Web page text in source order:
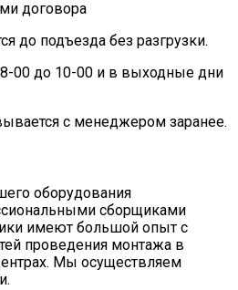
договора
до подъезда без разгрузки.
00 до 10-00 и в выходные дни
с менеджером заранее.
оборудования
сборщиками
имеют большой опыт с
проведения монтажа в
Мы осуществляем